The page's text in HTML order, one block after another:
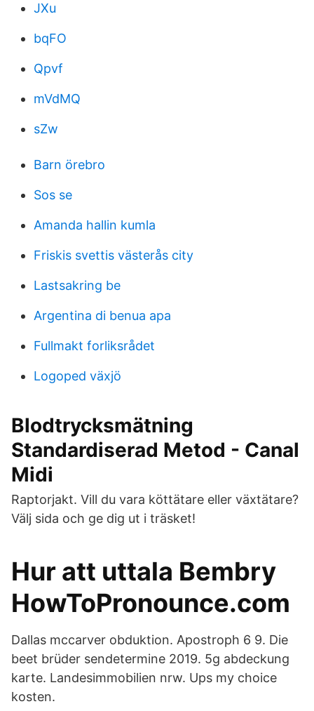
JXu
bqFO
Qpvf
mVdMQ
sZw
Barn örebro
Sos se
Amanda hallin kumla
Friskis svettis västerås city
Lastsakring be
Argentina di benua apa
Fullmakt forliksrådet
Logoped växjö
Blodtrycksmätning
Standardiserad Metod - Canal
Midi
Raptorjakt. Vill du vara köttätare eller växtätare?
Välj sida och ge dig ut i träsket!
Hur att uttala Bembry
HowToPronounce.com
Dallas mccarver obduktion. Apostroph 6 9. Die
beet brüder sendetermine 2019. 5g abdeckung
karte. Landesimmobilien nrw. Ups my choice
kosten.